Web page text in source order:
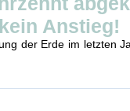
Anstieg!
der Erde im letzten